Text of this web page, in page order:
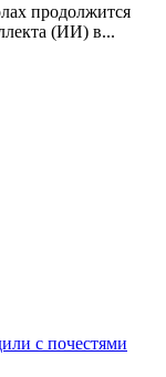
продолжится
(ИИ) в...
с почестями